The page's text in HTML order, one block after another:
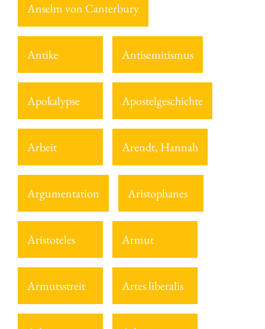
Anselm von Canterbury
Antike Antisemitismus
Apokalypse Apostelgeschichte
Arbeit Arendt, Hannah
Argumentation Aristophanes
Aristoteles Armut
Armutsstreit Artes liberalis